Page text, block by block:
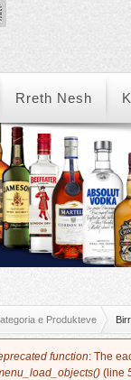
Rreth Nesh
e Produkteve
message
function: The
(line